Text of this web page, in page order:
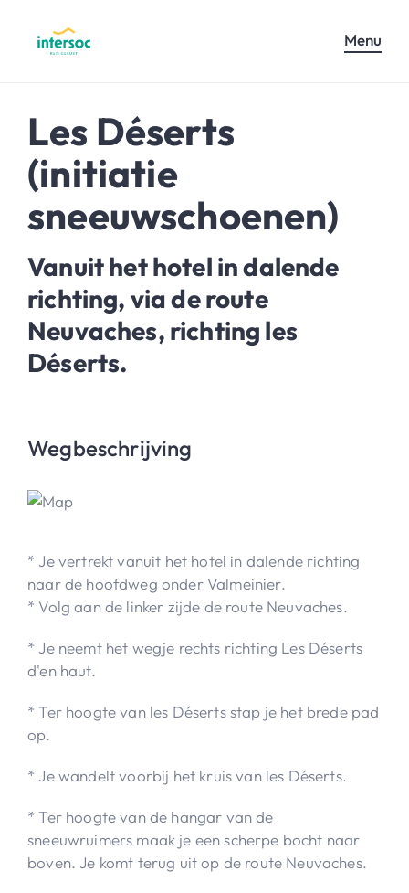
Menu
Les Déserts
(initiatie
sneeuwschoenen)
Vanuit het hotel in dalende
richting, via de route
Neuvaches, richting les
Déserts.
Wegbeschrijving
* Je vertrekt vanuit het hotel in dalende richting
naar de hoofdweg onder Valmeinier.
* Volg aan de linker zijde de route Neuvaches.
* Je neemt het wegje rechts richting Les Déserts
d'en haut.
* Ter hoogte van les Déserts stap je het brede pad
op.
* Je wandelt voorbij het kruis van les Déserts.
* Ter hoogte van de hangar van de
sneeuwruimers maak je een scherpe bocht naar
boven. Je komt terug uit op de route Neuvaches.